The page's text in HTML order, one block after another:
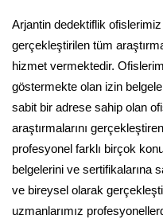
Arjantin dedektiflik
gerçekleştirilen tüm
hizmet vermektedir.
göstermekte olan izin
sabit bir adrese sahip olan
araştırmalarını
profesyonel farklı birçok
belgelerini ve sertifikalarına
ve bireysel olarak
uzmanlarımız